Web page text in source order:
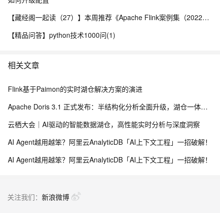
【藏经阁一起读（27）】本周推荐《Apache Flink案例集（2022版）》，你有哪些心得？
【精品问答】python技术1000问(1)
相关文章
Flink基于Paimon的实时湖仓解决方案的演进
Apache Doris 3.1 正式发布：半结构化分析全面升级，湖仓一体能力再跃新高
云栖大会｜AI驱动的智能数据湖仓，高性能实时分析与深度洞察
AI Agent越用越笨？阿里云AnalyticDB「AI上下文工程」一招破解！
AI Agent越用越笨？阿里云AnalyticDB「AI上下文工程」一招破解！
关注我们： 新浪微博